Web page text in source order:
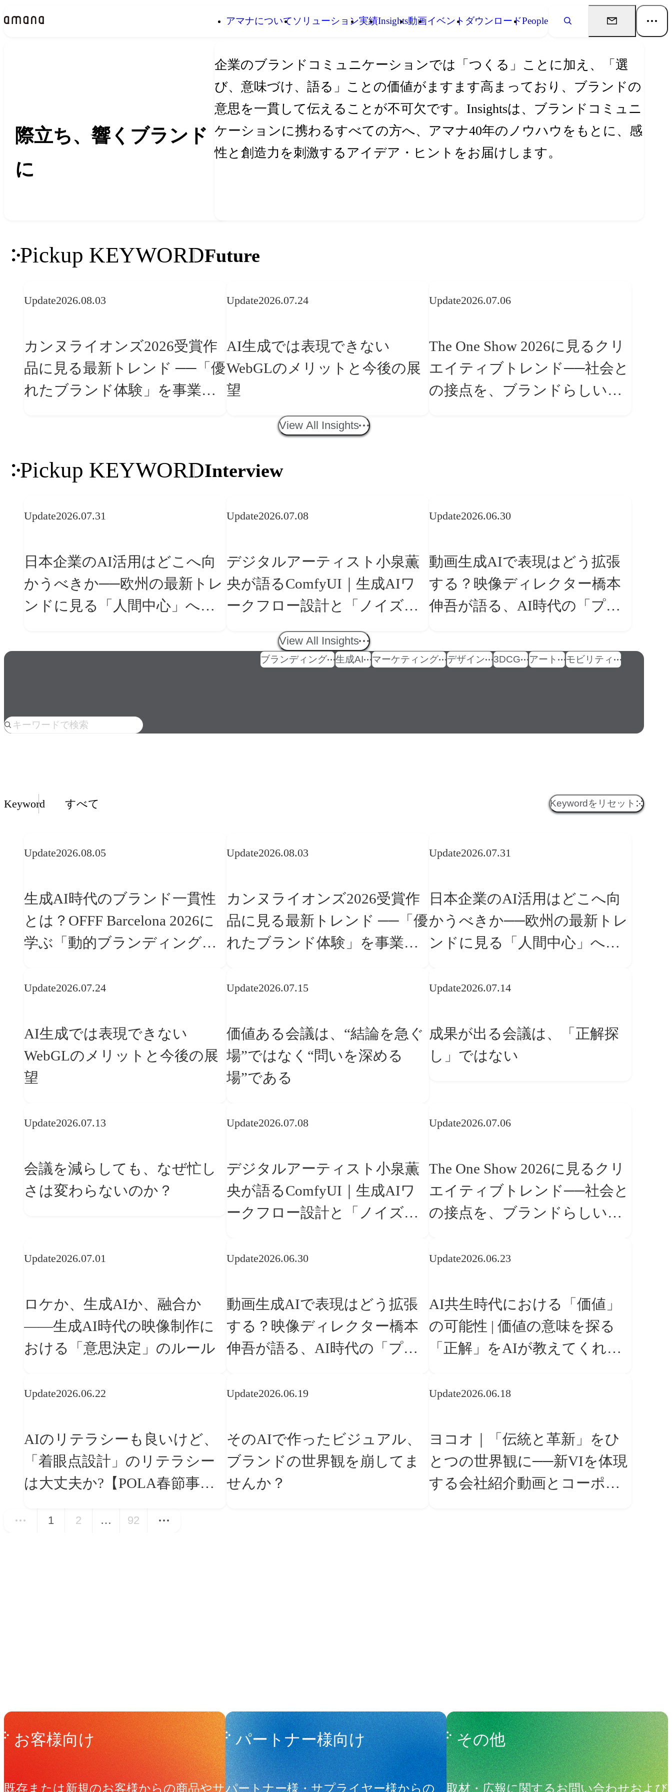
アマナについてソリューション実績Insights動画イベント ダウンロードPeople
Insights インサイト
際立ち、響くブランド
に
企業のブランドコミュニケーションでは「つくる」ことに加え、「選
び、意味づけ、語る」ことの価値がますます高まっており、ブランドの
意思を一貫して伝えることが不可欠です。Insightsは、ブランドコミュニ
ケーションに携わるすべての方へ、アマナ40年のノウハウをもとに、感
性と創造力を刺激するアイデア・ヒントをお届けします。
Pickup KEYWORDFuture
Update2026.08.03
カンヌライオンズ2026受賞作
品に見る最新トレンド ──「優
れたブランド体験」を事業と
Update2026.07.24
AI生成では表現できない
WebGLのメリットと今後の展
望
Update2026.07.06
The One Show 2026に見るクリ
エイティブトレンド──社会と
の接点を、ブランドらしい
View All Insights
Pickup KEYWORDInterview
Update2026.07.31
日本企業のAI活用はどこへ向
かうべきか──欧州の最新トレ
ンドに見る「人間中心」への
Update2026.07.08
デジタルアーティスト小泉薫
央が語るComfyUI｜生成AIワ
ークフロー設計と「ノイズと
美意識」
Update2026.06.30
動画生成AIで表現はどう拡張
する？映像ディレクター橋本
伸吾が語る、AI時代の「プロ
View All Insights
人気のkeyword
ブランディング 生成AI マーケティング デザイン 3DCG アート モビリティ
Insights一覧
Keyword すべて Keywordをリセット
Update2026.08.05
生成AI時代のブランド一貫性
とは？OFFF Barcelona 2026に
学ぶ「動的ブランディング」
Update2026.08.03
カンヌライオンズ2026受賞作
品に見る最新トレンド ──「優
れたブランド体験」を事業と
Update2026.07.31
日本企業のAI活用はどこへ向
かうべきか──欧州の最新トレ
ンドに見る「人間中心」への
Update2026.07.24
AI生成では表現できない
WebGLのメリットと今後の展
望
Update2026.07.15
価値ある会議は、“結論を急ぐ
場”ではなく“問いを深める
場”である
Update2026.07.14
成果が出る会議は、「正解探
し」ではない
Update2026.07.13
会議を減らしても、なぜ忙し
さは変わらないのか？
Update2026.07.08
デジタルアーティスト小泉薫
央が語るComfyUI｜生成AIワ
ークフロー設計と「ノイズと
Update2026.07.06
The One Show 2026に見るクリ
エイティブトレンド──社会と
の接点を、ブランドらしい
Update2026.07.01
ロケか、生成AIか、融合か
——生成AI時代の映像制作に
おける「意思決定」のルール
Update2026.06.30
動画生成AIで表現はどう拡張
する？映像ディレクター橋本
伸吾が語る、AI時代の「プロ
Update2026.06.23
AI共生時代における「価値」
の可能性 | 価値の意味を探る
「正解」をAIが教えてくれる
Update2026.06.22
AIのリテラシーも良いけど、
「着眼点設計」のリテラシー
は大丈夫か?【POLA春節事例
に学ぶプランニング思考】
Update2026.06.19
そのAIで作ったビジュアル、
ブランドの世界観を崩してま
せんか？
Update2026.06.18
ヨコオ｜「伝統と革新」をひ
とつの世界観に──新VIを体現
する会社紹介動画とコーポレ
1 2 … 92
Get in Touchお問い合わせ
お客様向け
既存または新規のお客様からの商品やサ
パートナー様向け
パートナー様・サプライヤー様からの
その他
取材・広報に関するお問い合わせおよび